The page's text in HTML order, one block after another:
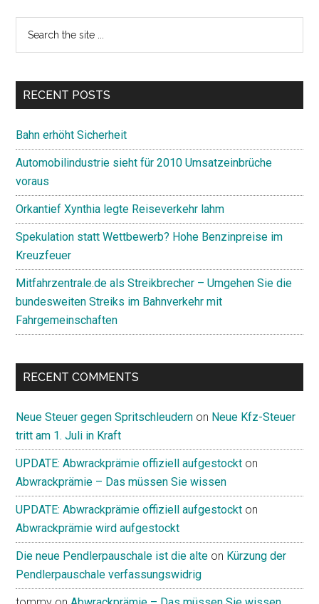
Primary
Sidebar
...
RECENT POSTS
Bahn erhöht Sicherheit
Automobilindustrie sieht für 2010 Umsatzeinbrüche
voraus
Orkantief Xynthia legte Reiseverkehr lahm
Spekulation statt Wettbewerb? Hohe Benzinpreise im
Kreuzfeuer
Mitfahrzentrale.de als Streikbrecher – Umgehen Sie die
bundesweiten Streiks im Bahnverkehr mit
Fahrgemeinschaften
RECENT COMMENTS
Neue Steuer gegen Spritschleudern on Neue Kfz-Steuer
tritt am 1. Juli in Kraft
UPDATE: Abwrackprämie offiziell aufgestockt on
Abwrackprämie – Das müssen Sie wissen
UPDATE: Abwrackprämie offiziell aufgestockt on
Abwrackprämie wird aufgestockt
Die neue Pendlerpauschale ist die alte on Kürzung der
Pendlerpauschale verfassungswidrig